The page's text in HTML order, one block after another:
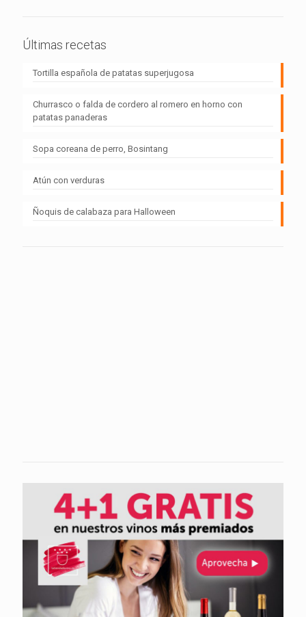
Últimas recetas
Tortilla española de patatas superjugosa
Churrasco o falda de cordero al romero en horno con
patatas panaderas
Sopa coreana de perro, Bosintang
Atún con verduras
Ñoquis de calabaza para Halloween